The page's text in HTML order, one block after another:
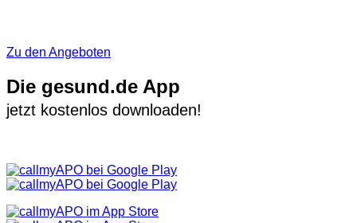
Zu den Angeboten
Die gesund.de App
jetzt kostenlos downloaden!